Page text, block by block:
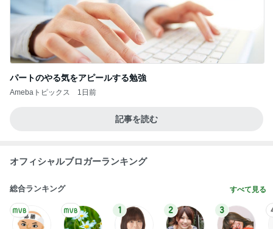
パートのやる気をアピールする勉強
Amebaトピックス 1日前
記事を読む
オフィシャルブロガーランキング
総合ランキング すべて見る
1 2 3